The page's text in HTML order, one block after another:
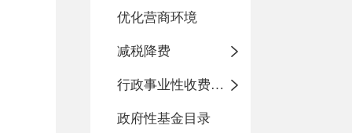
优化营商环境
减税降费
行政事业性收费目录
政府性基金目录